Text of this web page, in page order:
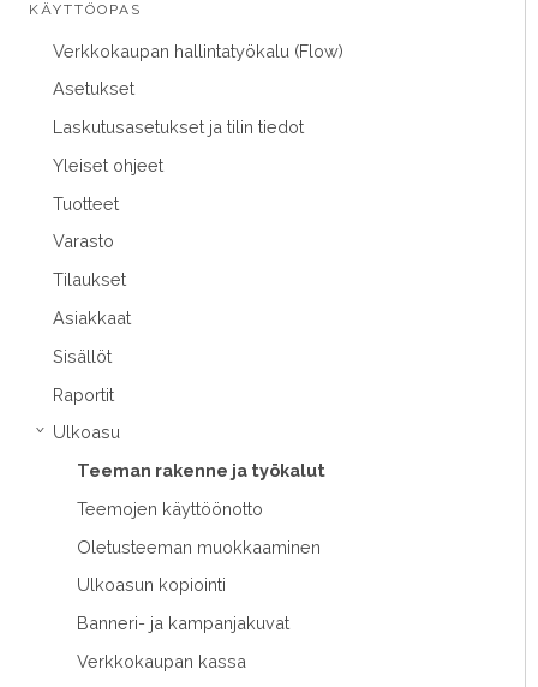
KÄYTTÖOPAS
Verkkokaupan hallintatyökalu (Flow)
Asetukset
Laskutusasetukset ja tilin tiedot
Yleiset ohjeet
Tuotteet
Varasto
Tilaukset
Asiakkaat
Sisällöt
Raportit
›
Ulkoasu
Teeman rakenne ja työkalut
Teemojen käyttöönotto
Oletusteeman muokkaaminen
Ulkoasun kopiointi
Banneri- ja kampanjakuvat
Verkkokaupan kassa